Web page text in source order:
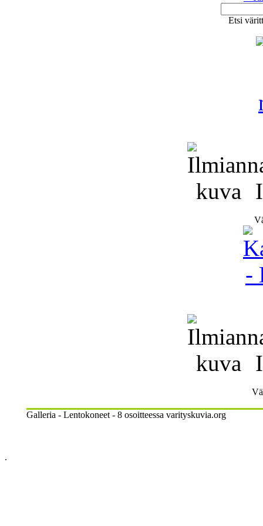
Etsi
Galleria - Lentokoneet - 8 osoitteessa varityskuvia.org
.